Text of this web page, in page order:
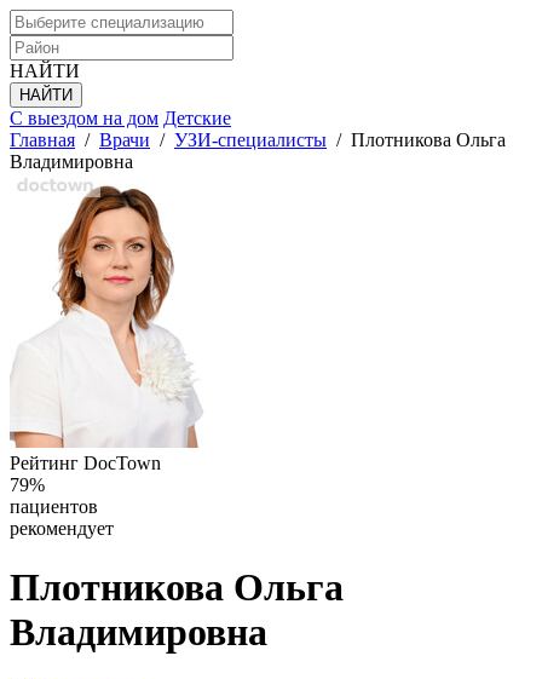
НАЙТИ
С выездом на дом Детские
Главная / Врачи / УЗИ-специалисты / Плотникова Ольга
Владимировна
Рейтинг DocTown
79%
пациентов
рекомендует
Плотникова Ольга
Владимировна